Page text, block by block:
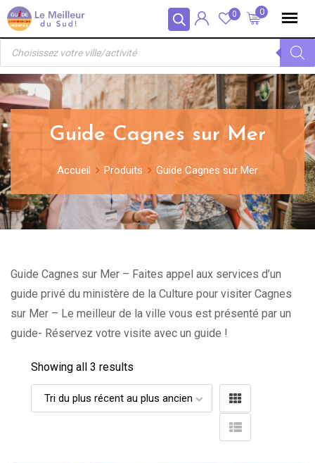
Panneau de gestion des cookies
Skip
to
content
0
0
Recherche
produits
Guide Cagnes sur Mer
Accueil Produits Guide Cagnes sur Mer
Guide Cagnes sur Mer – Faites appel aux services d’un
guide privé du ministère de la Culture pour visiter Cagnes
sur Mer – Le meilleur de la ville vous est présenté par un
guide- Réservez votre visite avec un guide !
Showing all 3 results